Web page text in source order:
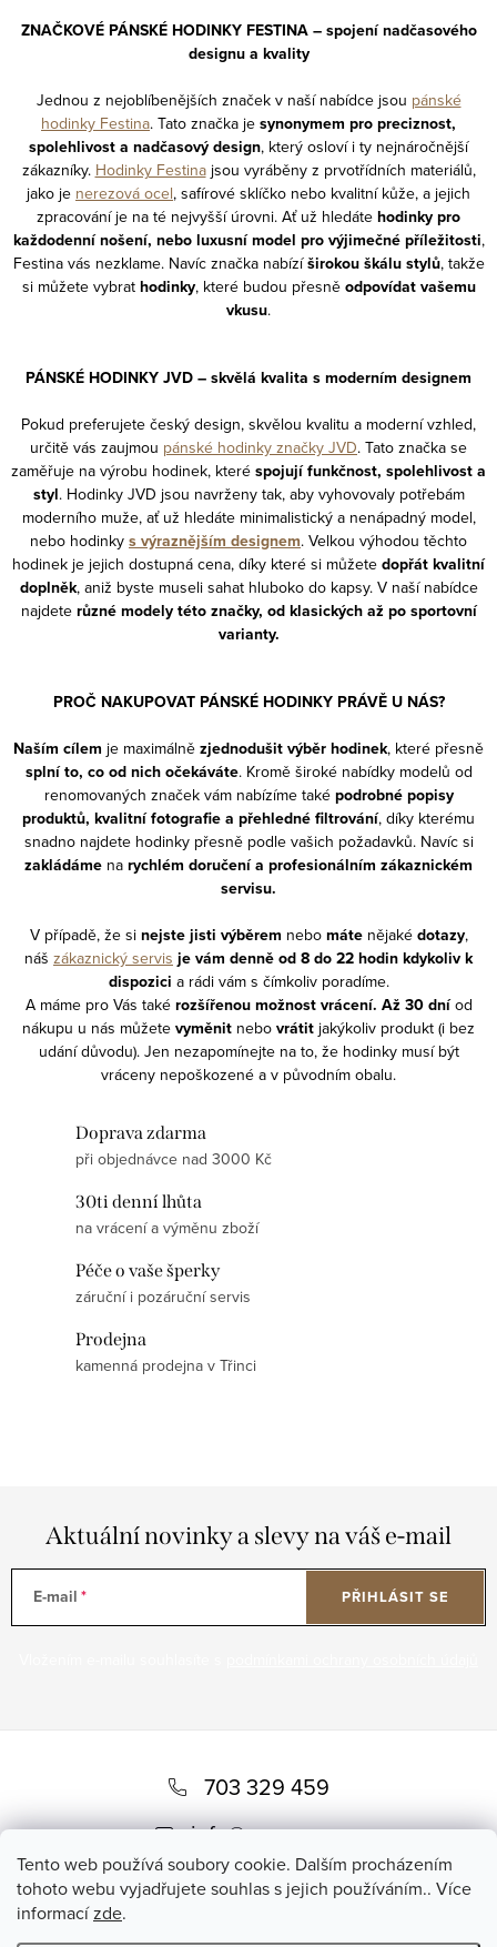
Tento web používá soubory cookie. Dalším procházením
tohoto webu vyjadřujete souhlas s jejich používáním.. Více
informacízde.
ZNAČKOVÉ PÁNSKÉ HODINKY FESTINA – spojení nadčasového
designu a kvality
Jednou z nejoblíbenějších značek v naší nabídce jsou pánské
hodinky Festina. Tato značka je synonymem pro preciznost,
spolehlivost a nadčasový design, který osloví i ty nejnáročnější
zákazníky. Hodinky Festinajsou vyráběny z prvotřídních materiálů,
jako je nerezová ocel, safírové sklíčko nebo kvalitní kůže, a jejich
zpracování je na té nejvyšší úrovni. Ať už hledáte hodinky pro
každodenní nošení, nebo luxusní model pro výjimečné příležitosti,
Festina vás nezklame. Navíc značka nabízíširokou škálu stylů, takže
si můžete vybrat hodinky, které budou přesně odpovídat vašemu
vkusu.
PÁNSKÉ HODINKY JVD – skvělá kvalita s moderním designem
Pokud preferujete český design, skvělou kvalitu a moderní vzhled,
určitě vás zaujmou pánské hodinky značky JVD. Tato značka se
zaměřuje na výrobu hodinek, které spojují funkčnost, spolehlivost a
styl. Hodinky JVD jsou navrženy tak, aby vyhovovaly potřebám
moderního muže, ať už hledáte minimalistický a nenápadný model,
nebo hodinky s výraznějším designem. Velkou výhodou těchto
hodinek je jejich dostupná cena, díky které si můžete dopřát kvalitní
doplněk, aniž byste museli sahat hluboko do kapsy. V naší nabídce
najdete různé modely této značky, od klasických až po sportovní
varianty.
PROČ NAKUPOVAT PÁNSKÉ HODINKY PRÁVĚ U NÁS?
Naším cílem je maximálně zjednodušit výběr hodinek, které přesně
splní to, co od nich očekáváte. Kromě široké nabídky modelů od
renomovaných značek vám nabízíme také podrobné popisy
produktů, kvalitní fotografie a přehledné filtrování, díky kterému
snadno najdete hodinky přesně podle vašich požadavků. Navíc si
zakládáme na rychlém doručení a profesionálním zákaznickém
servisu.
V případě, že si nejste jisti výběrem nebo mátenějaké dotazy,
náš zákaznický servis je vám denně od 8 do 22 hodin kdykolivk
dispozici a rádi vám s čímkoliv poradíme.
A máme pro Vás takérozšířenou možnost vrácení. Až 30 dníod
nákupu u nás můžete vyměnit nebo vrátit jakýkoliv produkt (i bez
udání důvodu). Jen nezapomínejte na to, že hodinky musí být
vráceny nepoškozené a v původním obalu.
Doprava zdarma
při objednávce nad 3000 Kč
30ti denní lhůta
na vrácení a výměnu zboží
Péče o vaše šperky
záruční i pozáruční servis
Prodejna
kamenná prodejna v Třinci
Aktuální novinky a slevy na váš e-mail
E-mail PŘIHLÁSIT SE
p
703 329 459
info@romero.cz